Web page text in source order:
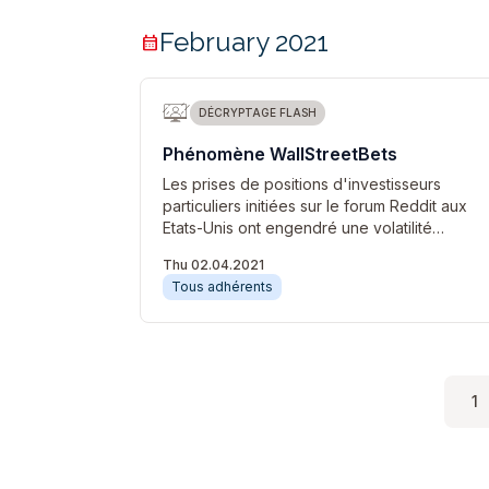
calendar_monthFebruary 2021
DÉCRYPTAGE FLASH
Phénomène WallStreetBets
Les prises de positions d'investisseurs
particuliers initiées sur le forum Reddit aux
Etats-Unis ont engendré une volatilité…
Thu 02.04.2021
Tous adhérents
1